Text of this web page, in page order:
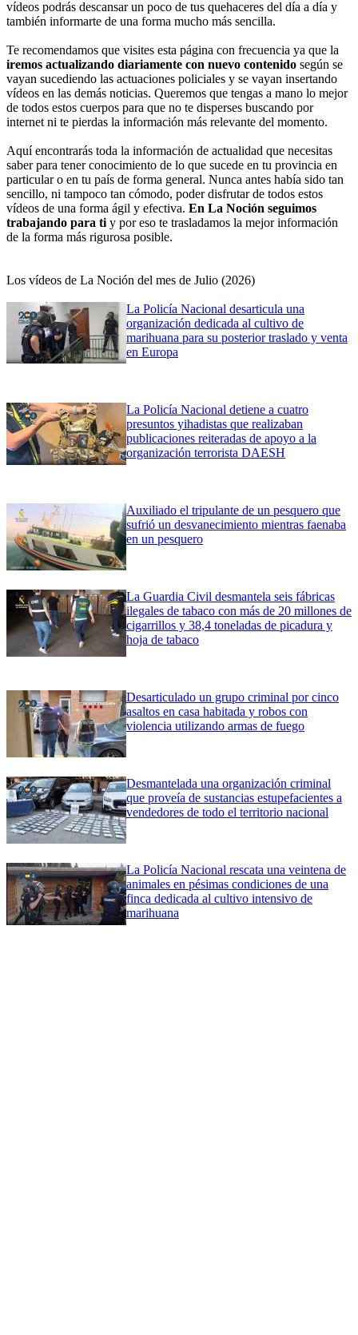
vídeos podrás descansar un poco de tus quehaceres del día a día y
también informarte de una forma mucho más sencilla.
Te recomendamos que visites esta página con frecuencia ya que la
iremos actualizando diariamente con nuevo contenido según se
vayan sucediendo las actuaciones policiales y se vayan insertando
vídeos en las demás noticias. Queremos que tengas a mano lo mejor
de todos estos cuerpos para que no te disperses buscando por
internet ni te pierdas la información más relevante del momento.
Aquí encontrarás toda la información de actualidad que necesitas
saber para tener conocimiento de lo que sucede en tu provincia en
particular o en tu país de forma general. Nunca antes había sido tan
sencillo, ni tampoco tan cómodo, poder disfrutar de todos estos
vídeos de una forma ágil y efectiva. En La Noción seguimos
trabajando para ti y por eso te trasladamos la mejor información
de la forma más rigurosa posible.
Los vídeos de La Noción del mes de Julio (2026)
La Policía Nacional desarticula una
organización dedicada al cultivo de
marihuana para su posterior traslado y venta
en Europa
La Policía Nacional detiene a cuatro
presuntos yihadistas que realizaban
publicaciones reiteradas de apoyo a la
organización terrorista DAESH
Auxiliado el tripulante de un pesquero que
sufrió un desvanecimiento mientras faenaba
en un pesquero
La Guardia Civil desmantela seis fábricas
ilegales de tabaco con más de 20 millones de
cigarrillos y 38,4 toneladas de picadura y
hoja de tabaco
Desarticulado un grupo criminal por cinco
asaltos en casa habitada y robos con
violencia utilizando armas de fuego
Desmantelada una organización criminal
que proveía de sustancias estupefacientes a
vendedores de todo el territorio nacional
La Policía Nacional rescata una veintena de
animales en pésimas condiciones de una
finca dedicada al cultivo intensivo de
marihuana